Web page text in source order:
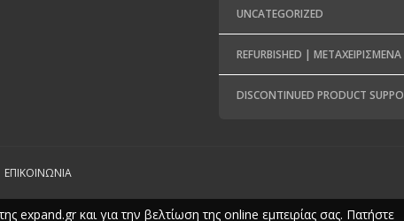
UNCATEGORIZED
REFURBISHED | ΜΕΤΑΧΕΙΡΙΣΜΈΝΑ
DISCONTINUED PRODUCT
ΕΠΙΚΟΙΝΩΝΊΑ
expand.gr και για την βελτίωση της online εμπειρίας σας. Πατήστε